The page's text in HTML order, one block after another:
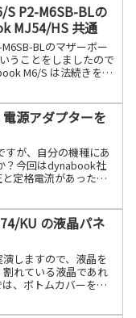
P2-M6SB-BLの
MJ54/HS 共通
BLのマザーボー
うことをしましたので
M6/S は法続きを読
源アダプターを
すが、自分の機種にあ
？今回はdynabook社
定格電流があったも
KU の液晶パネ
しますので、液晶を
れている液晶であれ
、ボトムカバーを外